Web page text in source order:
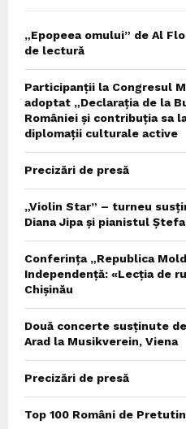
„Epopeea omului” de Al
de lectură
Participanții la Congresul
adoptat „Declarația de la
României și contribuția sa
diplomații culturale active
Precizări de presă
„Violin Star” – turneu
Diana Jipa și pianistul
Conferința „Republica
Independență: «Lecția de
Chișinău
Două concerte susținute
Arad la Musikverein, Viena
Precizări de presă
Top 100 Români de